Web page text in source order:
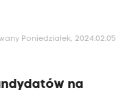
Poniedziałek, 2024.02.05
na